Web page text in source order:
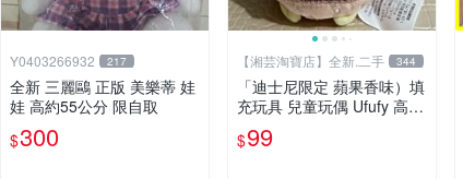
Y0403266932 217
全新 三麗鷗 正版 美樂蒂 娃
娃 高約55公分 限自取
$300
【湘芸淘寶店】全新.二手 344
「迪士尼限定 蘋果香味）填
充玩具 兒童玩偶 Ufufy 高13
公分 雲朵米奇（湘芸店舖）
$99